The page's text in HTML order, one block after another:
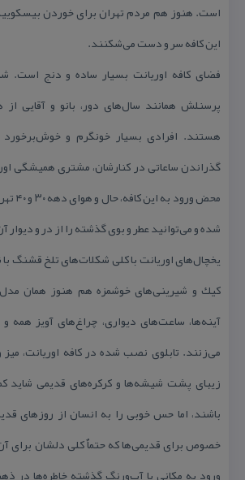
است. هنوز هم مردم تهران برای خوردن
این كافه سر و دست می‌شكنند.
فضای كافه اوریانت بسیار ساده و دنج است.
پرسنلش همانند سال‌های دور، بانو و آقایی از
هستند. افرادی بسیار خونگرم و
گذراندن ساعاتی در كنارشان، مشتری همیشگی
محض
شده و می‌توانید عطر و بوی گذشته را از در و
یخچال‌های اوریانت با كلی شكلات‌های تلخ قشنگ
كیك و شیرینی‌های خوشمزه هم هنوز همان
آینه‌ها، ساعت‌های دیواری، چراغ‌های آویز همه
می‌زنند. تابلوی نصب شده در كافه اوریانت،
زیبای پشت شیشه‌ها و كركره‌های قدیمی شاید
باشند، اما حس خوبی را به انسان از روزهای
خصوص برای قدیمی‌ها كه حتماٌ كلی دلشان برای
ورود به مكانی با آب‌و‌رنگ گذشته‌ خاطره‌ها در